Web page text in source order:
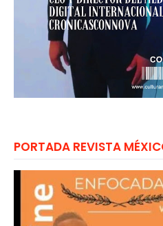
PORTADA REVISTA